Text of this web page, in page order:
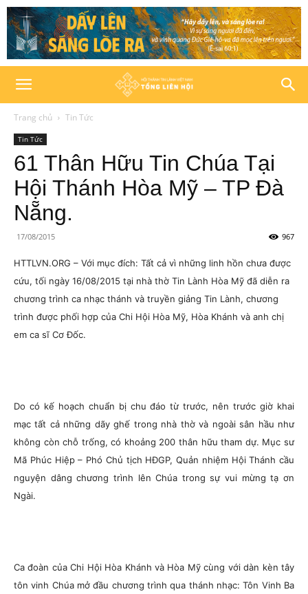
Trang chủ Tin Tức
Tin Tức
61 Thân Hữu Tin Chúa Tại
Hội Thánh Hòa Mỹ – TP Đà
Nẵng.
17/08/2015 967
HTTLVN.ORG – Với mục đích: Tất cả vì những linh hồn chưa được
cứu, tối ngày 16/08/2015 tại nhà thờ Tin Lành Hòa Mỹ đã diễn ra
chương trình ca nhạc thánh và truyền giảng Tin Lành, chương
trình được phối hợp của Chi Hội Hòa Mỹ, Hòa Khánh và anh chị
em ca sĩ Cơ Đốc.
Do có kế hoạch chuẩn bị chu đáo từ trước, nên trước giờ khai
mạc tất cả những dãy ghế trong nhà thờ và ngoài sân hầu như
không còn chỗ trống, có khoảng 200 thân hữu tham dự. Mục sư
Mã Phúc Hiệp – Phó Chủ tịch HĐGP, Quản nhiệm Hội Thánh cầu
nguyện dâng chương trình lên Chúa trong sự vui mừng tạ ơn
Ngài.
Ca đoàn của Chi Hội Hòa Khánh và Hòa Mỹ cùng với dàn kèn tây
tôn vinh Chúa mở đầu chương trình qua thánh nhạc: Tôn Vinh Ba